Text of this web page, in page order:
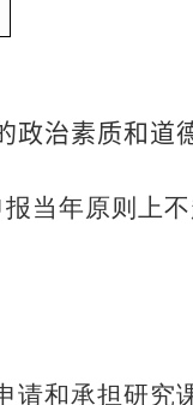
政治素质和道
当年原则上
请和承担研究